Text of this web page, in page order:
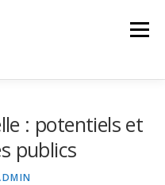
Menu
: potentiels et
publics